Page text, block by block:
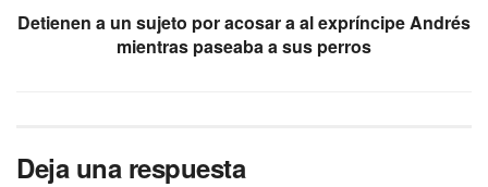
Detienen a un sujeto por acosar a al expríncipe Andrés
mientras paseaba a sus perros
Deja una respuesta